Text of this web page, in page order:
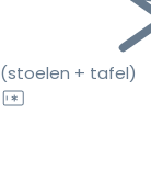
(stoelen + tafel)